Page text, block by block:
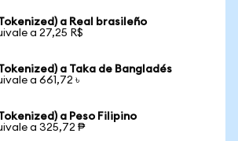
a Real brasileño
a 27,25 R$
a Taka de Bangladés
a 661,72 ৳
a Peso Filipino
a 325,72 ₱